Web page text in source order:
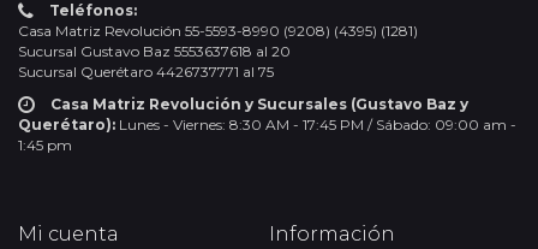
Teléfonos:
Casa Matriz Revolución 55-5593-8990 (9208) (4395) (1281)
Sucursal Gustavo Baz 5553637618 al 20
Sucursal Querétaro 4426737771 al 75
Casa Matriz Revolución y Sucursales (Gustavo Baz y
Querétaro): Lunes - Viernes: 8:30 AM - 17:45 PM / Sábado: 09:00 am -
1:45 pm
Mi cuenta Información